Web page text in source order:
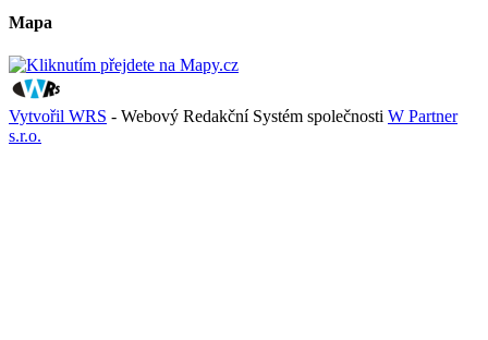
Mapa
Vytvořil WRS - Webový Redakční Systém společnosti W Partner
s.r.o.